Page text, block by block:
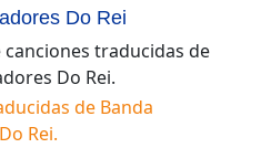
Do Rei
canciones traducidas de
Do Rei.
de Banda
Rei.